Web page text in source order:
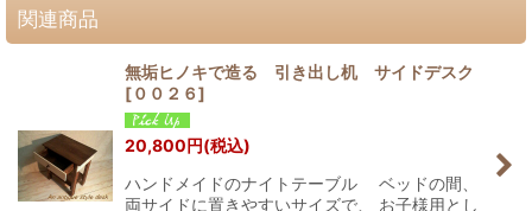
関連商品
無垢ヒノキで造る 引き出し机 サイドデスク
[００２６]
20,800円(税込)
ハンドメイドのナイトテーブル ベッドの間、
両サイドに置きやすいサイズで、 お子様用とし